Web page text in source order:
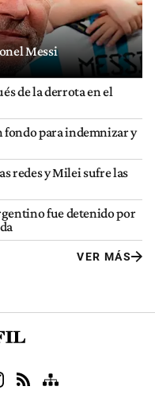
Messi
de la derrota en el
fondo para indemnizar y
redes y Milei sufre las
fue detenido por
VER MÁS